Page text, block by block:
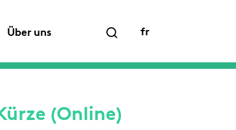
Über uns fr
(Online)